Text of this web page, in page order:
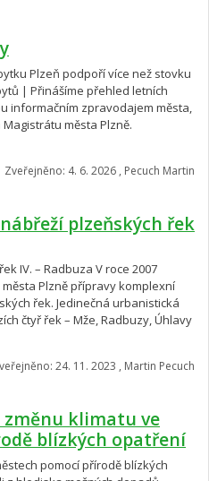
Plzeň podpoří více než stovku
| Přinášíme přehled letních
informačním zpravodajem města,
města Plzně.
Zveřejněno: 4. 6. 2026 , Pecuch Martin
plzeňských řek
IV. – Radbuza V roce 2007
Plzně přípravy komplexní
řek. Jedinečná urbanistická
čtyř řek – Mže, Radbuzy, Úhlavy
24. 11. 2023 , Martin Pecuch
změnu klimatu ve
blízkých opatření
pomocí přírodě blízkých